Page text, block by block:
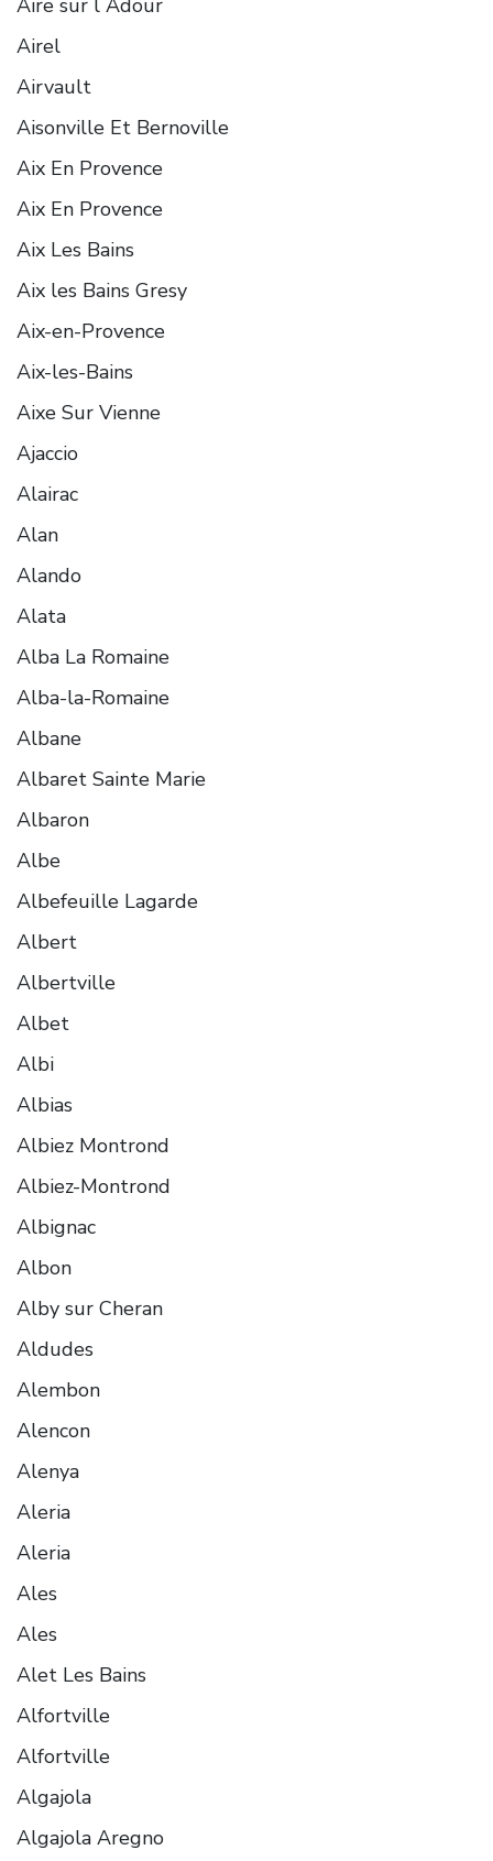
Airel
Airvault
Aisonville Et Bernoville
Aix En Provence
Aix En Provence
Aix Les Bains
Aix les Bains Gresy
Aix-en-Provence
Aix-les-Bains
Aixe Sur Vienne
Ajaccio
Alairac
Alan
Alando
Alata
Alba La Romaine
Alba-la-Romaine
Albane
Albaret Sainte Marie
Albaron
Albe
Albefeuille Lagarde
Albert
Albertville
Albet
Albi
Albias
Albiez Montrond
Albiez-Montrond
Albignac
Albon
Alby sur Cheran
Aldudes
Alembon
Alencon
Alenya
Aleria
Aleria
Ales
Ales
Alet Les Bains
Alfortville
Alfortville
Algajola
Algajola Aregno